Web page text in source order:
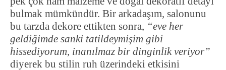
bulmak mümkündür. Bir arkadaşım, salonunu
bu tarzda dekore ettikten sonra, “eve her
geldiğimde sanki tatildeymişim gibi
hissediyorum, inanılmaz bir dinginlik veriyor”
diyerek bu stilin ruh üzerindeki etkisini